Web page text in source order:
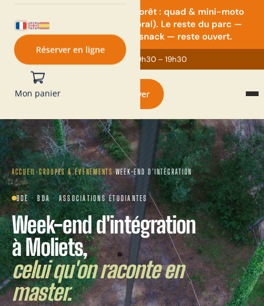
⚠️ Vigilance rouge feux de forêt : quad & mini-moto
suspendus (arrêté préfectoral). Le reste du parc —
accrobranche, paintball, snack — reste ouvert.
Ouvert maintenant · 9h30 – 19h30
Réserver
Français
English
Español
Réserver en ligne
Mon panier
ACCUEIL›GROUPES & ÉVÉNEMENTS›WEEK-END D'INTÉGRATION
BDE · BDA · ASSOCIATIONS ÉTUDIANTES
Week-end d'intégration
à Moliets,
celui qu'on raconte en
master.